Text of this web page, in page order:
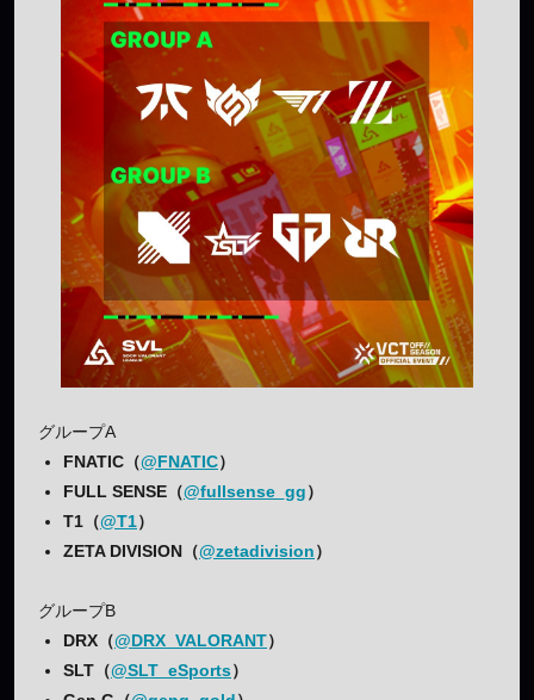
グループA
FNATIC（@FNATIC）
FULL SENSE（@fullsense_gg）
T1（@T1）
ZETA DIVISION（@zetadivision）
グループB
DRX（@DRX_VALORANT）
SLT（@SLT_eSports）